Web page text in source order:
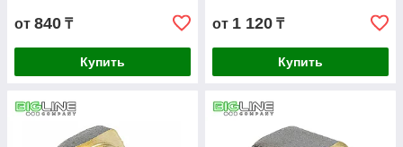
от 840 ₸
Купить
от 1 120 ₸
Купить